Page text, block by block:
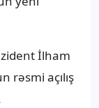
İlham
rəsmi açılış